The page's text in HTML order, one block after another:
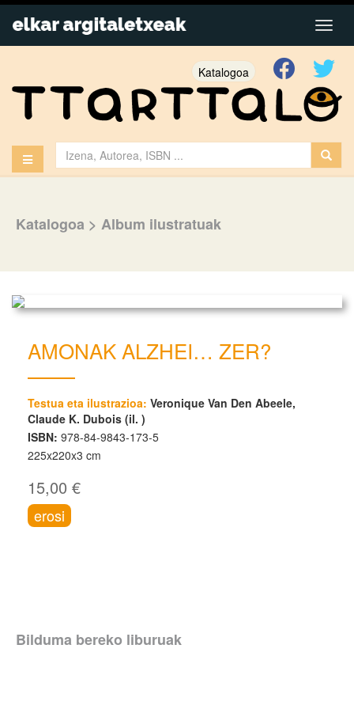
Katalogoa
Katalogoa > Album ilustratuak
AMONAK ALZHEI… ZER?
Testua eta ilustrazioa: Veronique Van Den Abeele,
Claude K. Dubois (il. )
ISBN: 978-84-9843-173-5
225x220x3 cm
15,00 €
erosi
Bilduma bereko liburuak